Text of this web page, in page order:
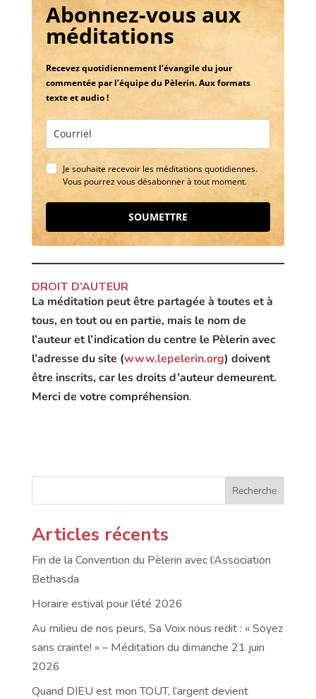
Abonnez-vous aux
méditations
Recevez quotidiennement l’évangile du jour
commentée par l’équipe du Pèlerin. Aux formats
texte et audio !
Je souhaite recevoir les méditations quotidiennes.
Vous pourrez vous désabonner à tout moment.
SOUMETTRE
DROIT D’AUTEUR
La méditation peut être partagée à toutes et à
tous, en tout ou en partie, mais le nom de
l’auteur et l’indication du centre le Pèlerin avec
l’adresse du site (www.lepelerin.org) doivent
être inscrits, car les droits d’auteur demeurent.
Merci de votre compréhension.
Recherche
Articles récents
Fin de la Convention du Pèlerin avec l’Association
Bethasda
Horaire estival pour l’été 2026
Au milieu de nos peurs, Sa Voix nous redit : « Soyez
sans crainte! » – Méditation du dimanche 21 juin
2026
Quand DIEU est mon TOUT, l’argent devient